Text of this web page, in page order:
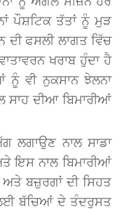
ਪੌਸ਼ਟਿਕ ਤੱਤਾਂ ਨੂੰ ਮੁੜ
ਦੀ ਫਸਲੀ ਲਾਗਤ ਵਿੱਚ
ਖਰਾਬ ਹੁੰਦਾ ਹੈ
ਵੀ ਨੁਕਸਾਨ ਝੇਲਨਾ
ਸਾਹ ਦੀਆ ਬਿਮਾਰੀਆਂ
ਲਗਾਉਣ ਨਾਲ ਸਾਡਾ
ਇਸ ਨਾਲ ਬਿਮਾਰੀਆਂ
ਬਜ਼ੁਰਗਾਂ ਦੀ ਸਿਹਤ
ਬੱਚਿਆਂ ਦੇ ਤੰਦਰੁਸਤ